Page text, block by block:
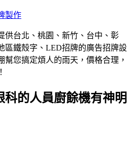
製作
供台北、桃園、新竹、台中、彰
區鐵殼字、LED招牌的廣告招牌設
幫您搞定煩人的雨天，價格合理，
科的人員廚餘機有神明